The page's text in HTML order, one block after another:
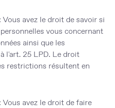
Vous avez le droit de savoir si
vous concernant
ainsi que les
l'art. 25 LPD. Le droit
restrictions résultent en
Vous avez le droit de faire